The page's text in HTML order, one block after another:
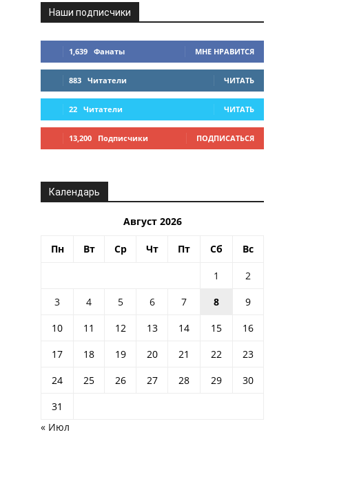
Наши подписчики
1,639 Фанаты МНЕ НРАВИТСЯ
883 Читатели ЧИТАТЬ
22 Читатели ЧИТАТЬ
13,200 Подписчики ПОДПИСАТЬСЯ
Календарь
Август 2026
Пн Вт Ср Чт Пт Сб Вс
1
2
3
4 5 6 7 8
9
10
11 12 13 14 15
16
17
18 19 20 21 22
23
24
25 26 27 28 29
30
31
« Июл